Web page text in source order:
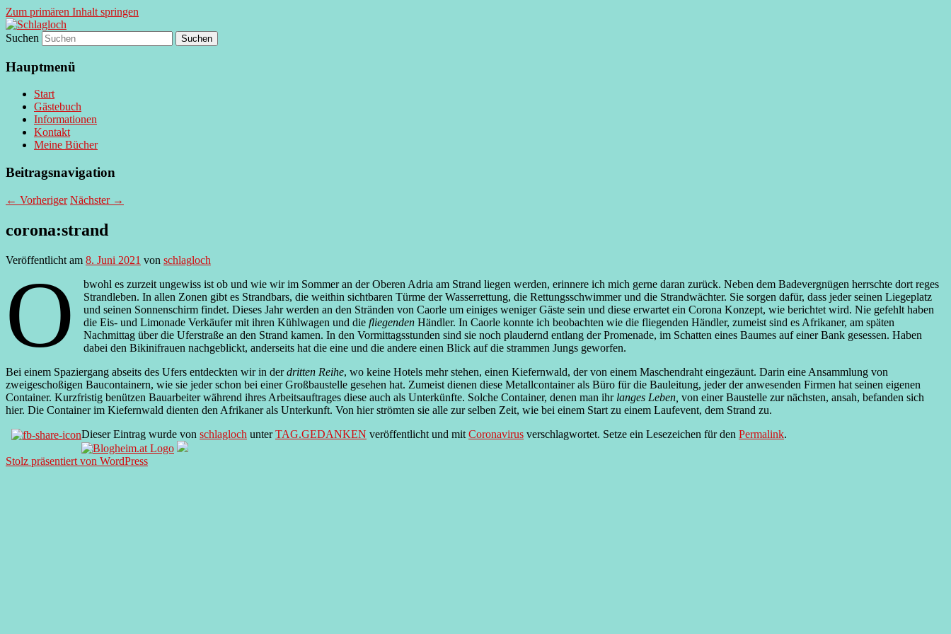
Zum primären Inhalt springen
Schlagloch
supersberger taggedanken
Suchen
Hauptmenü
Start
Gästebuch
Informationen
Kontakt
Meine Bücher
Beitragsnavigation
← Vorheriger Nächster →
corona:strand
Veröffentlicht am 8. Juni 2021 von schlagloch
O
bwohl es zurzeit ungewiss ist ob und wie wir im Sommer an der Oberen Adria am Strand liegen werden, erinnere ich mich gerne daran zurück. Neben dem Badevergnügen herrschte dort reges
Strandleben. In allen Zonen gibt es Strandbars, die weithin sichtbaren Türme der Wasserrettung, die Rettungsschwimmer und die Strandwächter. Sie sorgen dafür, dass jeder seinen Liegeplatz
und seinen Sonnenschirm findet. Dieses Jahr werden an den Stränden von Caorle um einiges weniger Gäste sein und diese erwartet ein Corona Konzept, wie berichtet wird. Nie gefehlt haben
die Eis- und Limonade Verkäufer mit ihren Kühlwagen und diefliegendenHändler. In Caorle konnte ich beobachten wie die fliegenden Händler, zumeist sind es Afrikaner, am späten
Nachmittag über die Uferstraße an den Strand kamen. In den Vormittagsstunden sind sie noch plaudernd entlang der Promenade, im Schatten eines Baumes auf einer Bank gesessen. Haben
dabei den Bikinifrauen nachgeblickt, anderseits hat die eine und die andere einen Blick auf die strammen Jungs geworfen.
Bei einem Spaziergang abseits des Ufers entdeckten wir in derdritten Reihe, wo keine Hotels mehr stehen, einen Kiefernwald, der von einem Maschendraht eingezäunt. Darin eine Ansammlung von
zweigeschoßigen Baucontainern, wie sie jeder schon bei einer Großbaustelle gesehen hat. Zumeist dienen diese Metallcontainer als Büro für die Bauleitung, jeder der anwesenden Firmen hat seinen eigenen
Container. Kurzfristig benützen Bauarbeiter während ihres Arbeitsauftrages diese auch als Unterkünfte. Solche Container, denen man ihr langes Leben, von einer Baustelle zur nächsten, ansah, befanden sich
hier. Die Container im Kiefernwald dienten den Afrikaner als Unterkunft. Von hier strömten sie alle zur selben Zeit, wie bei einem Start zu einem Laufevent, dem Strand zu.
Dieser Eintrag wurde von schlagloch unterTAG.GEDANKEN veröffentlicht und mit Coronavirus verschlagwortet. Setze ein Lesezeichen für den Permalink.
Stolz präsentiert von WordPress